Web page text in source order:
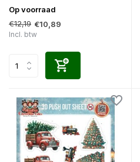
Op voorraad
€12,19 €10,89
Incl. btw